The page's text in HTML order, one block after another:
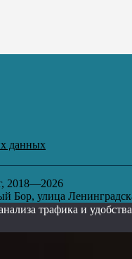
данных
2018—2026
Бор, улица
трафика и